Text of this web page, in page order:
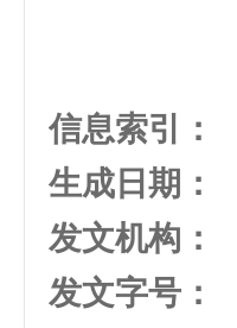
信息索引：
生成日期：
发文机构：
发文字号：